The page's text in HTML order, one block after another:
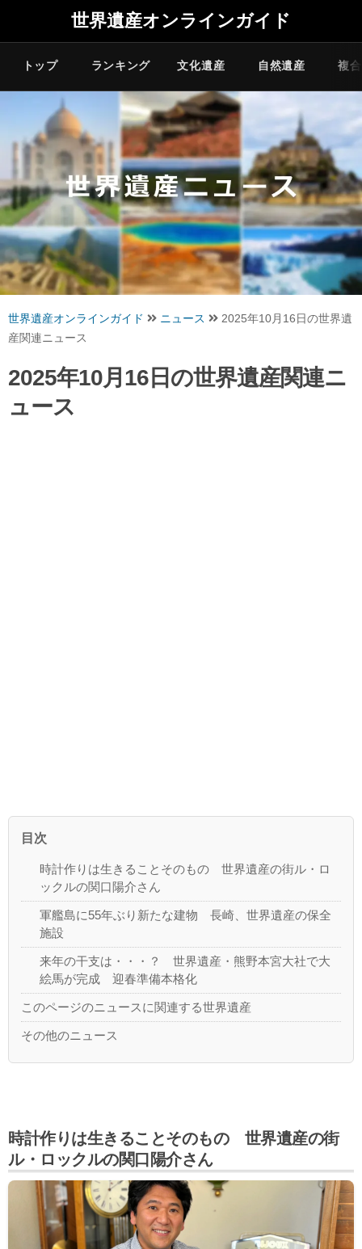
世界遺産オンラインガイド
トップ ランキング 文化遺産 自然遺産 複
世界遺産オンラインガイド ニュース
2025年10月16日の世界遺
産関連ニュース
2025年10月16日の世界遺産関連ニ
ュース
目次
時計作りは生きることそのもの 世界遺産の街ル・ロ
ックルの関口陽介さん
軍艦島に55年ぶり新たな建物 長崎、世界遺産の保全
施設
来年の干支は・・・？ 世界遺産・熊野本宮大社で大
絵馬が完成 迎春準備本格化
このページのニュースに関連する世界遺産
その他のニュース
時計作りは生きることそのもの 世界遺産の街
ル・ロックルの関口陽介さん